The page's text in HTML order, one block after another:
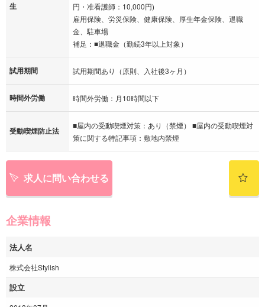
生
円・准看護師：10,000円)
雇用保険、労災保険、健康保険、厚生年金保険、退職
金、駐車場
補足：■退職金（勤続3年以上対象）
試用期間 試用期間あり（原則、入社後3ヶ月）
時間外労働 時間外労働：月10時間以下
受動喫煙防止法
■屋内の受動喫煙対策：あり（禁煙） ■屋内の受動喫煙対
策に関する特記事項：敷地内禁煙
求人に問い合わせる
企業情報
法人名
株式会社Stylish
設立